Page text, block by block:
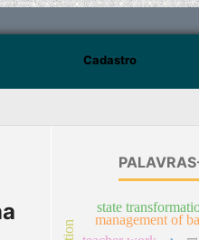
Cadastro
management of
state